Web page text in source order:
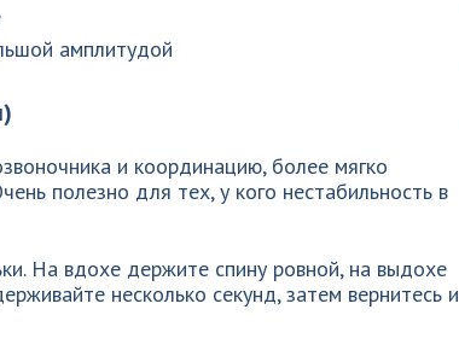
амплитудой
и координацию, более мягко
полезно для тех, у кого нестабильность в
На вдохе держите спину ровной, на выдохе
несколько секунд, затем вернитесь и